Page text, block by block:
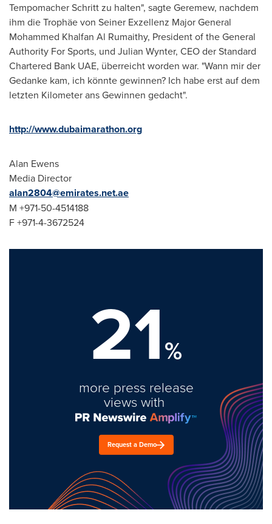
Tempomacher Schritt zu halten", sagte Geremew, nachdem
ihm die Trophäe von Seiner Exzellenz Major General
Mohammed Khalfan Al Rumaithy, President of the General
Authority For Sports, und Julian Wynter, CEO der Standard
Chartered Bank UAE, überreicht worden war. "Wann mir der
Gedanke kam, ich könnte gewinnen? Ich habe erst auf dem
letzten Kilometer ans Gewinnen gedacht".
http://www.dubaimarathon.org
Alan Ewens
Media Director
alan2804@emirates.net.ae
M +971-50-4514188
F +971-4-3672524
21%
more press release
views with
Request a Demo